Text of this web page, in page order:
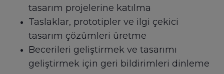
tasarım projelerine katılma
Taslaklar, prototipler ve ilgi çekici
tasarım çözümleri üretme
Becerileri geliştirmek ve tasarımı
geliştirmek için geri bildirimleri dinleme